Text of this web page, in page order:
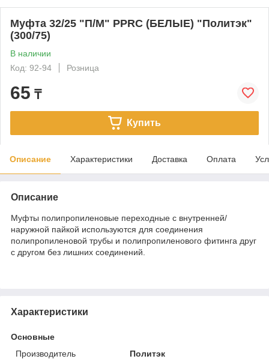
Муфта 32/25 "П/М" PPRC (БЕЛЫЕ) "Политэк"
(300/75)
В наличии
Код: 92-94
Розница
65 ₸
Купить
Описание Характеристики Доставка Оплата
Описание
Муфты полипропиленовые переходные с внутренней/
наружной пайкой используются для соединения
полипропиленовой трубы и полипропиленового фитинга друг
с другом без лишних соединений.
Характеристики
Основные
Производитель
Политэк